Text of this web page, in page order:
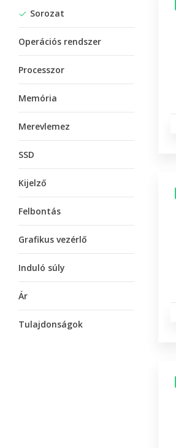
Sorozat
Operációs rendszer
Processzor
Memória
Merevlemez
SSD
Kijelző
Felbontás
Grafikus vezérlő
Induló súly
Ár
Tulajdonságok